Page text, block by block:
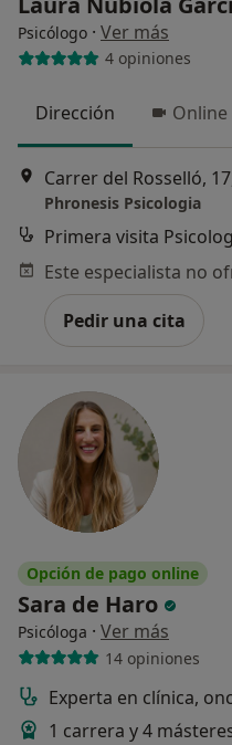
Psicólogo · Ver más
4 opiniones
Dirección Online
Carrer del Rosselló,
Phronesis Psicologia
Primera visita
Pedir una cita
Opción de pago online
Sara de Haro
Psicóloga · Ver más
14 opiniones
Experta en clínica,
1 carrera y 4